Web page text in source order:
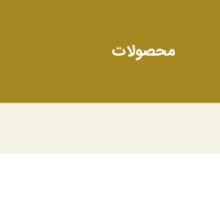
محصولات